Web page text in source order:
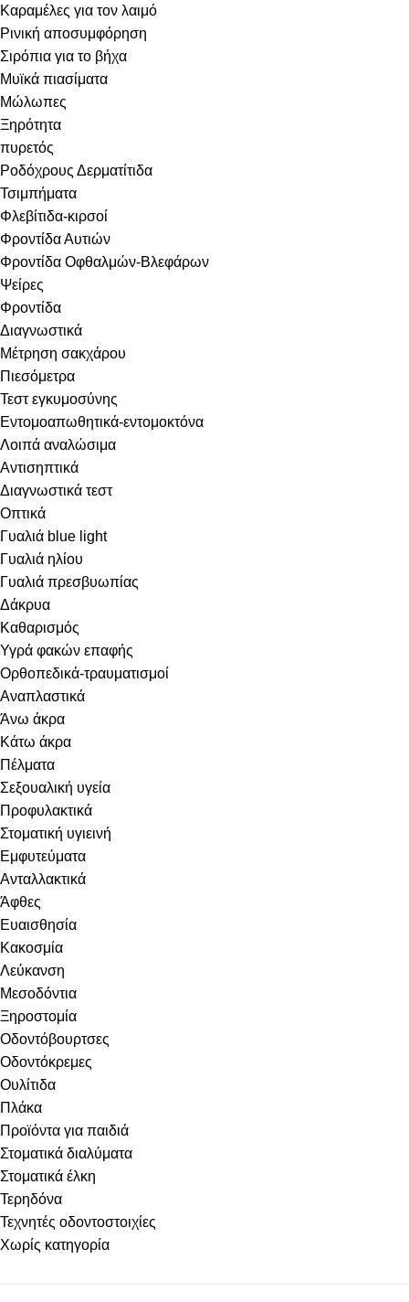
Καραμέλες για τον λαιμό
Ρινική αποσυμφόρηση
Σιρόπια για το βήχα
Μυϊκά πιασίματα
Μώλωπες
Ξηρότητα
πυρετός
Ροδόχρους Δερματίτιδα
Τσιμπήματα
Φλεβίτιδα-κιρσοί
Φροντίδα Αυτιών
Φροντίδα Οφθαλμών-Βλεφάρων
Ψείρες
Φροντίδα
Διαγνωστικά
Μέτρηση σακχάρου
Πιεσόμετρα
Τεστ εγκυμοσύνης
Εντομοαπωθητικά-εντομοκτόνα
Λοιπά αναλώσιμα
Αντισηπτικά
Διαγνωστικά τεστ
Οπτικά
Γυαλιά blue light
Γυαλιά ηλίου
Γυαλιά πρεσβυωπίας
Δάκρυα
Καθαρισμός
Υγρά φακών επαφής
Ορθοπεδικά-τραυματισμοί
Αναπλαστικά
Άνω άκρα
Κάτω άκρα
Πέλματα
Σεξουαλική υγεία
Προφυλακτικά
Στοματική υγιεινή
Eμφυτεύματα
Ανταλλακτικά
Άφθες
Ευαισθησία
Κακοσμία
Λεύκανση
Μεσοδόντια
Ξηροστομία
Οδοντόβουρτσες
Οδοντόκρεμες
Ουλίτιδα
Πλάκα
Προϊόντα για παιδιά
Στοματικά διαλύματα
Στοματικά έλκη
Τερηδόνα
Τεχνητές οδοντοστοιχίες
Χωρίς κατηγορία